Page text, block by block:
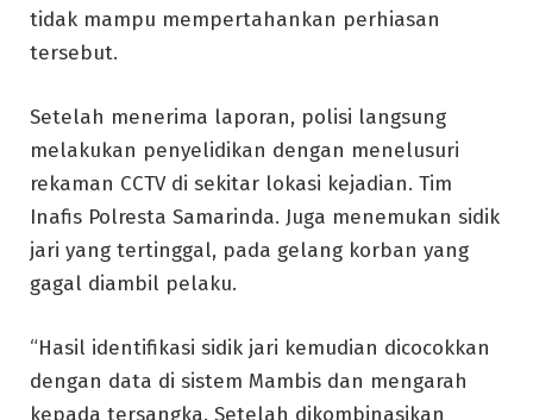
tidak mampu mempertahankan perhiasan
tersebut.
Setelah menerima laporan, polisi langsung
melakukan penyelidikan dengan menelusuri
rekaman CCTV di sekitar lokasi kejadian. Tim
Inafis Polresta Samarinda. Juga menemukan sidik
jari yang tertinggal, pada gelang korban yang
gagal diambil pelaku.
“Hasil identifikasi sidik jari kemudian dicocokkan
dengan data di sistem Mambis dan mengarah
kepada tersangka. Setelah dikombinasikan